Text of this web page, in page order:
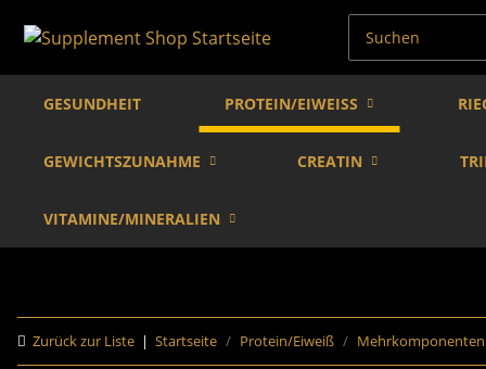
GESUNDHEIT PROTEIN/EIWEISS
GEWICHTSZUNAHME CREATIN
VITAMINE/MINERALIEN
Zurück zur Liste Startseite Protein/Eiweiß